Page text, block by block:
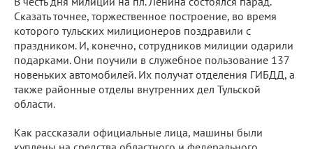
Сказать точнее, торжественное построение, во время
которого тульских милиционеров поздравили с
праздником. И, конечно, сотрудников милиции одарили
подарками. Они поучили в служебное пользование 137
новеньких автомобилей. Их получат отделения ГИБДД, а
также районные отделы внутренних дел Тульской
области.
Как рассказали официальные лица, машины были